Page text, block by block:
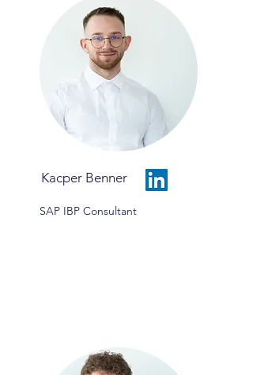
Kacper Benner
SAP IBP Consultant